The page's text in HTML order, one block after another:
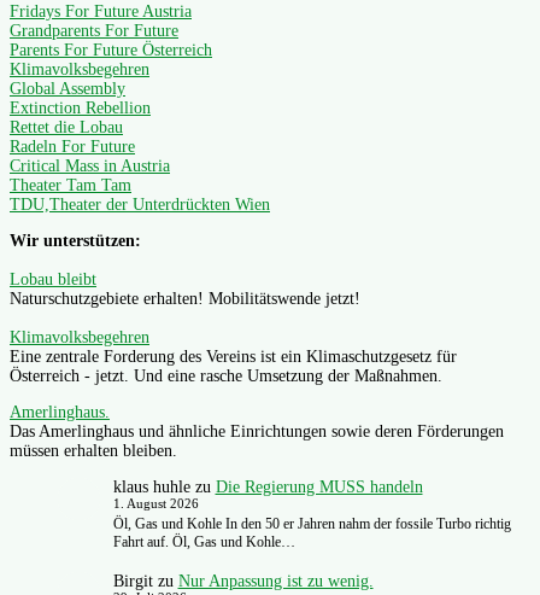
Fridays For Future Austria
Grandparents For Future
Parents For Future Österreich
Klimavolksbegehren
Global Assembly
Extinction Rebellion
Rettet die Lobau
Radeln For Future
Critical Mass in Austria
Theater Tam Tam
TDU,Theater der Unterdrückten Wien
Wir unterstützen:
Lobau bleibt
Naturschutzgebiete erhalten! Mobilitätswende jetzt!
Klimavolksbegehren
Eine zentrale Forderung des Vereins ist ein Klimaschutzgesetz für
Österreich - jetzt. Und eine rasche Umsetzung der Maßnahmen.
Amerlinghaus.
Das Amerlinghaus und ähnliche Einrichtungen sowie deren Förderungen
müssen erhalten bleiben.
klaus huhlezu Die Regierung MUSS handeln
1. August 2026
Öl, Gas und Kohle In den 50 er Jahren nahm der fossile Turbo richtig
Fahrt auf. Öl, Gas und Kohle…
Birgitzu Nur Anpassung ist zu wenig.